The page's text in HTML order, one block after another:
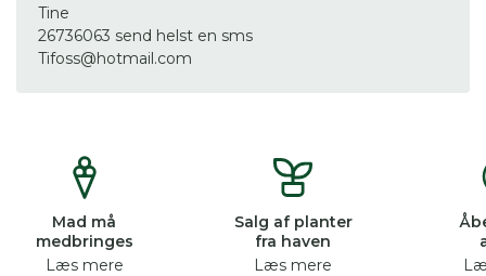
Mad må
medbringes
Læs mere
Salg af planter
fra haven
Læs mere
Tine
26736063 send helst en sms
Tifoss@hotmail.com